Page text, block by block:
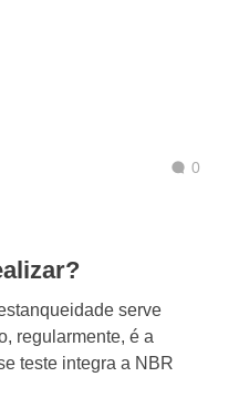
0
serve
regularmente, é a
teste integra a NBR